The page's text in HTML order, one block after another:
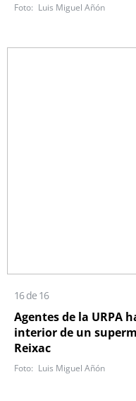
Luis Miguel Añón
16 de 16
Agentes de la URPA
interior de un
Reixac
Luis Miguel Añón